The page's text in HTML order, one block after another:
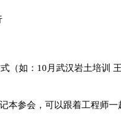
（如：10月武汉岩土培训
参会，可以跟着工程师一